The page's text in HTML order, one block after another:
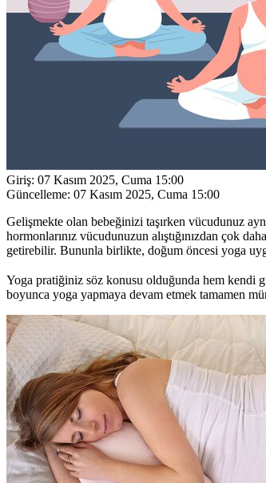
Giriş: 07 Kasım 2025, Cuma 15:00
Güncelleme: 07 Kasım 2025, Cuma 15:00
Gelişmekte olan bebeğinizi taşırken vücudunuz
hormonlarınız vücudunuzun alıştığınızdan çok
getirebilir. Bununla birlikte, doğum öncesi yoga
Yoga pratiğiniz söz konusu olduğunda hem
boyunca yoga yapmaya devam etmek tamamen